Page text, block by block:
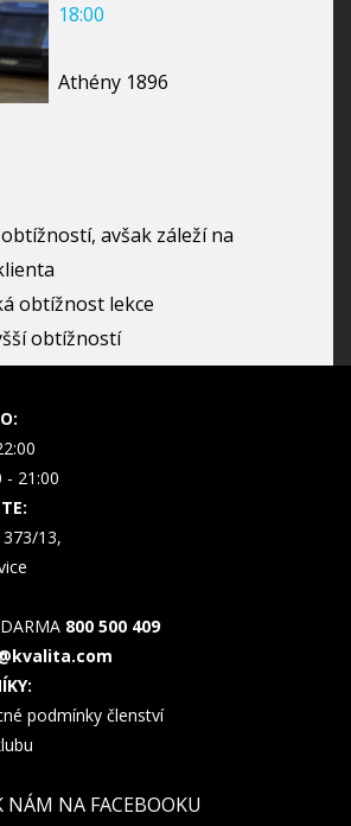
18:00
Athény 1896
avšak záleží na
obtížnost lekce
obtížností
- 21:00
13,
800 500 409
podmínky členství
NÁM NA FACEBOOKU